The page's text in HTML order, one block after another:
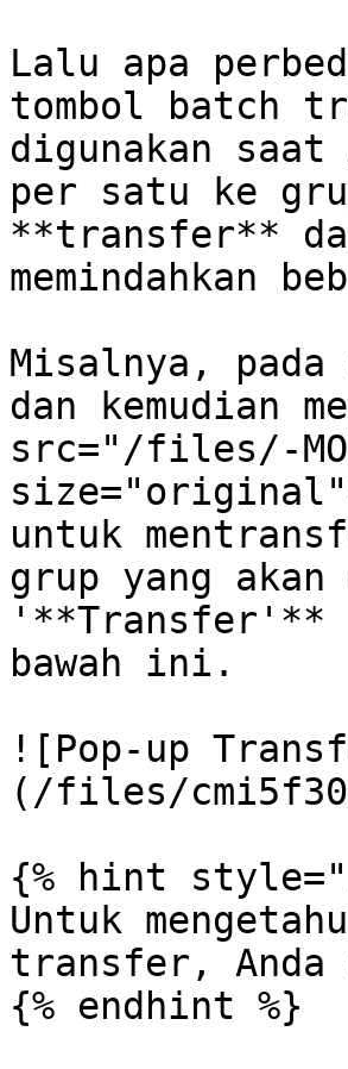
Lalu apa
tombol batch
digunakan saat
per satu ke
**transfer**
memindahkan
Misalnya,
dan kemudian
src="/files/-
untuk
grup yang
'**Transfer'**
bawah ini.
![Pop-up
(/files/
{% hint
Untuk
transfer, Anda
{% endhint %}